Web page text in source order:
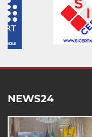
NEWS24